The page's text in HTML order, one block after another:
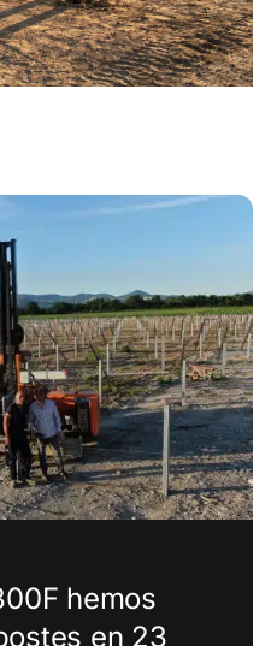
hemos
en 23